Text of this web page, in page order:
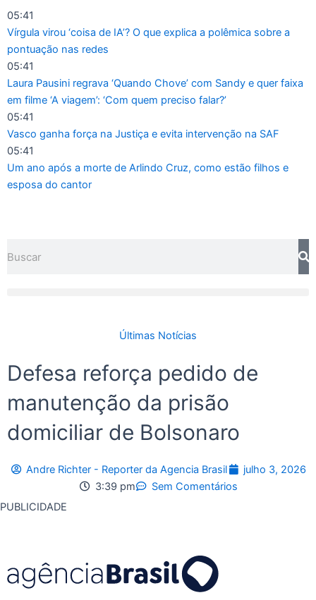
para
conteúdo
05:41
Vírgula virou ‘coisa de IA’? O que explica a polêmica sobre a
pontuação nas redes
05:41
Laura Pausini regrava ‘Quando Chove’ com Sandy e quer faixa
em filme ‘A viagem’: ‘Com quem preciso falar?’
05:41
Vasco ganha força na Justiça e evita intervenção na SAF
05:41
Um ano após a morte de Arlindo Cruz, como estão filhos e
esposa do cantor
Últimas Notícias
Defesa reforça pedido de
manutenção da prisão
domiciliar de Bolsonaro
Andre Richter - Reporter da Agencia Brasil
julho 3, 2026
3:39 pm
Sem Comentários
PUBLICIDADE